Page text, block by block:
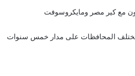
مع كير مصر ومايكروسوفت